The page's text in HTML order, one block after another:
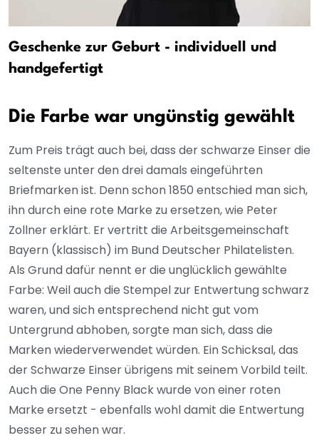
Geschenke zur Geburt - individuell und
handgefertigt
Die Farbe war ungünstig gewählt
Zum Preis trägt auch bei, dass der schwarze Einser die
seltenste unter den drei damals eingeführten
Briefmarken ist. Denn schon 1850 entschied man sich,
ihn durch eine rote Marke zu ersetzen, wie Peter
Zollner erklärt. Er vertritt die Arbeitsgemeinschaft
Bayern (klassisch) im Bund Deutscher Philatelisten.
Als Grund dafür nennt er die unglücklich gewählte
Farbe: Weil auch die Stempel zur Entwertung schwarz
waren, und sich entsprechend nicht gut vom
Untergrund abhoben, sorgte man sich, dass die
Marken wiederverwendet würden. Ein Schicksal, das
der Schwarze Einser übrigens mit seinem Vorbild teilt.
Auch die One Penny Black wurde von einer roten
Marke ersetzt - ebenfalls wohl damit die Entwertung
besser zu sehen war.